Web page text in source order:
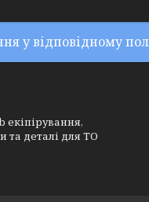
у відповідному
екіпірування,
та деталі для ТО